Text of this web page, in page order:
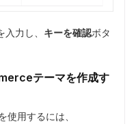
力し、 キーを確認ボタ
テーマを作成す
用するには、